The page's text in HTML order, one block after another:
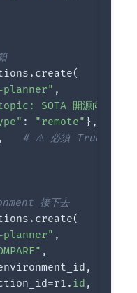
# 3. 第一次互動，開新沙箱
. create(
planner" ,
SOTA 開源向量資料
: "remote" },
,
# 4. 拿著同一個 environment 接下去
. create(
planner" ,
,
,
=r1 . id ,